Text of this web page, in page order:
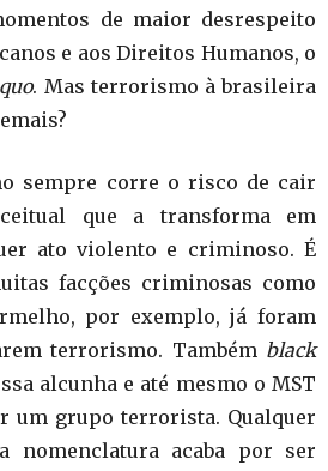
de maior desrespeito
e aos Direitos Humanos, o
. Mas terrorismo à brasileira
sempre corre o risco de cair
que a transforma em
ato violento e criminoso. É
facções criminosas como
por exemplo, já foram
terrorismo. Também black
alcunha e até mesmo o MST
um grupo terrorista. Qualquer
nomenclatura acaba por ser